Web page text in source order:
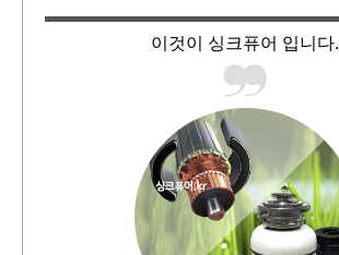
이것이 싱크퓨어 입니다.